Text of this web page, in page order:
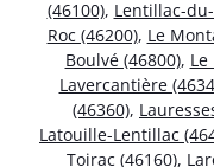
(46100), Lentillac-
Roc (46200), Le
Boulvé (46800), Le
Lavercantière
(46360),
Latouille-Lentillac
Toirac (46160),